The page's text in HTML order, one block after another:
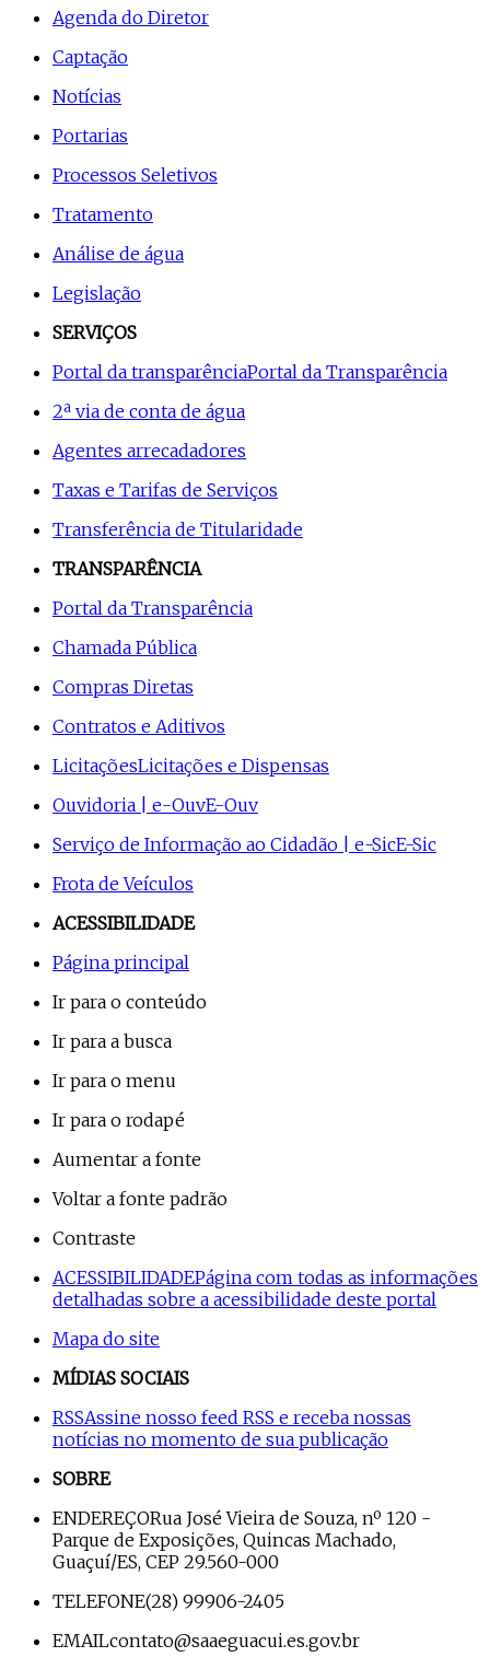
Agenda do Diretor
Captação
Notícias
Portarias
Processos Seletivos
Tratamento
Análise de água
Legislação
SERVIÇOS
Portal da transparênciaPortal da Transparência
2ª via de conta de água
Agentes arrecadadores
Taxas e Tarifas de Serviços
Transferência de Titularidade
TRANSPARÊNCIA
Portal da Transparência
Chamada Pública
Compras Diretas
Contratos e Aditivos
LicitaçõesLicitações e Dispensas
Ouvidoria | e-OuvE-Ouv
Serviço de Informação ao Cidadão | e-SicE-Sic
Frota de Veículos
ACESSIBILIDADE
Página principal
Ir para o conteúdo
Ir para a busca
Ir para o menu
Ir para o rodapé
Aumentar a fonte
Voltar a fonte padrão
Contraste
ACESSIBILIDADEPágina com todas as informações
detalhadas sobre a acessibilidade deste portal
Mapa do site
MÍDIAS SOCIAIS
RSSAssine nosso feed RSS e receba nossas
notícias no momento de sua publicação
SOBRE
ENDEREÇORua José Vieira de Souza, nº 120 -
Parque de Exposições, Quincas Machado,
Guaçuí/ES, CEP 29.560-000
TELEFONE(28) 99906-2405
EMAILcontato@saaeguacui.es.gov.br